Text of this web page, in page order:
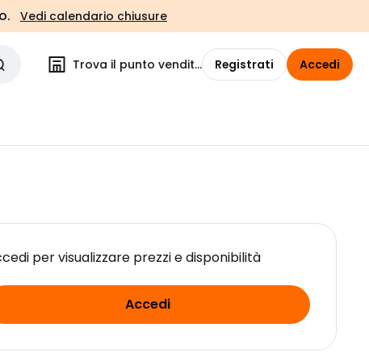
Vedi calendario chiusure
Trova il punto vendita Registrati Accedi
per visualizzare prezzi e disponibilità
Accedi